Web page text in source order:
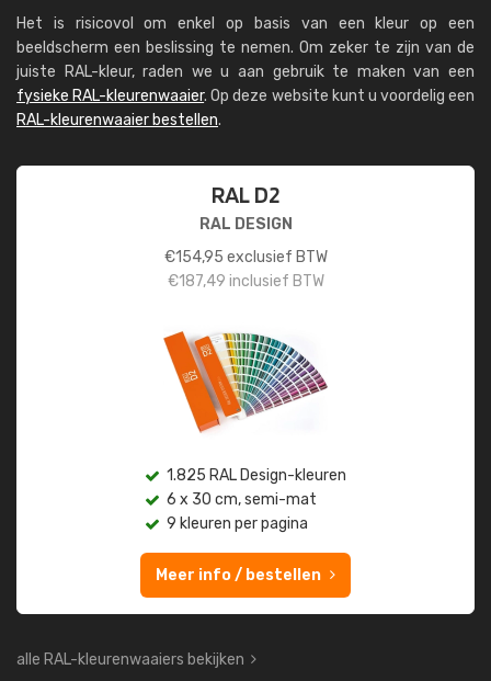
Het is risicovol om enkel op basis van een kleur op een
beeldscherm een beslissing te nemen. Om zeker te zijn van de
juiste RAL-kleur, raden we u aan gebruik te maken van een
fysieke RAL-kleurenwaaier. Op deze website kunt u voordelig een
RAL-kleurenwaaier bestellen.
RAL D2
RAL DESIGN
€154,95 exclusief BTW
€187,49 inclusief BTW
1.825 RAL Design-kleuren
6 x 30 cm, semi-mat
9 kleuren per pagina
Meer info / bestellen
alle RAL-kleurenwaaiers bekijken